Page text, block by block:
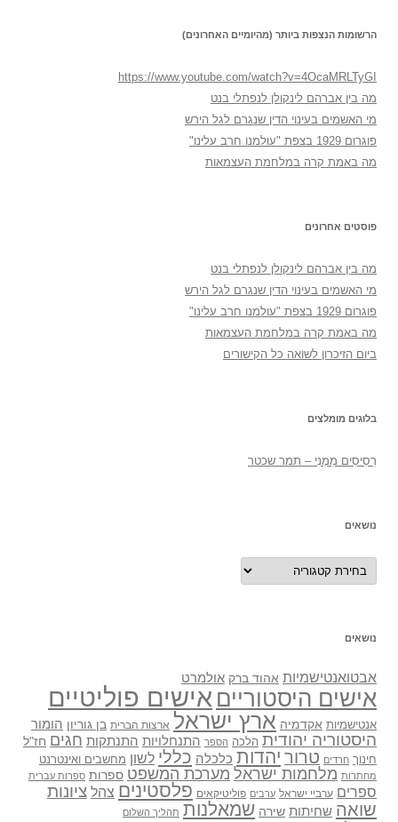
הרשומות הנצפות ביותר (מהיומיים האחרונים)
https://www.youtube.com/watch?v=4OcaMRLTyGI
מה בין אברהם לינקולן לנפתלי בנט
מי האשמים בעינוי הדין שנגרם לגל הירש
פוגרום 1929 בצפת "עולמנו חרב עלינו"
מה באמת קרה במלחמת העצמאות
פוסטים אחרונים
מה בין אברהם לינקולן לנפתלי בנט
מי האשמים בעינוי הדין שנגרם לגל הירש
פוגרום 1929 בצפת "עולמנו חרב עלינו"
מה באמת קרה במלחמת העצמאות
ביום הזיכרון לשואה כל הקישורים
בלוגים מומלצים
רְסִיסִים מִמֶנִי – תמר שכטר
נושאים
נושאים
נושאים
אבטואנטישמיות אהוד ברק אולמרט
אישים היסטוריים אישים פוליטיים
אנטישמיות אקדמיה ארץ ישראל ארצות הברית בן גוריון הומור
היסטוריה יהודית הלכה הספר התנחלויות התנתקות חגים חז"ל
חינוך חרדים טרור יהדות כלכלה כללי לשון מחשבים ואינטרנט
מחתרות מלחמות ישראל מערכת המשפט ספרות ספרות עברית
ספרים ערביי ישראל ערבים פוליטיקאים פלסטינים צהל ציונות
שואה שחיתות שירה שמאלנות תהליך השלום